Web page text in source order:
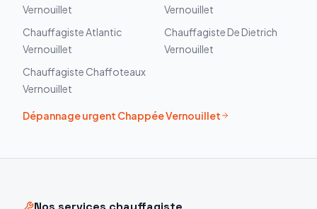
Vernouillet
Vernouillet
ChauffagisteAtlantic
Vernouillet
Chauffagiste De Dietrich
Vernouillet
Chauffagiste Chaffoteaux
Vernouillet
Dépannage urgent ChappéeVernouillet